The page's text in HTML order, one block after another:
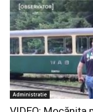
Administratie